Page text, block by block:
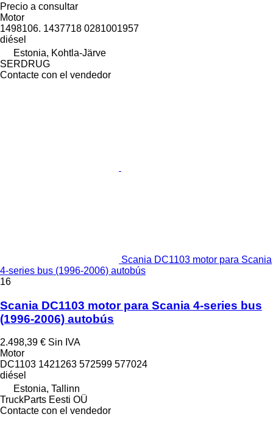
Precio a consultar
Motor
1498106. 1437718 0281001957
diésel
Estonia, Kohtla-Järve
SERDRUG
Contacte con el vendedor
Scania DC1103 motor para Scania
4-series bus (1996-2006) autobús
16
Scania DC1103 motor para Scania 4-series bus
(1996-2006) autobús
2.498,39 € Sin IVA
Motor
DC1103 1421263 572599 577024
diésel
Estonia, Tallinn
TruckParts Eesti OÜ
Contacte con el vendedor